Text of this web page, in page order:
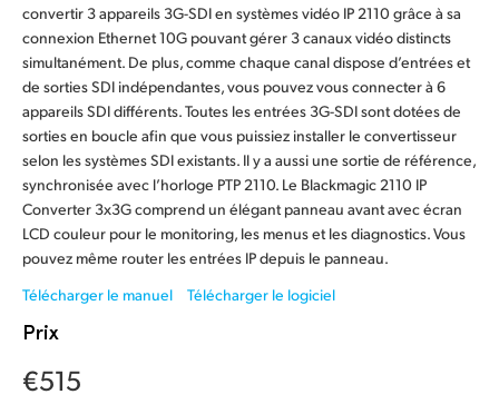
Hong Kong SAR, China
India
Japan
Korea
Mexico
convertir 3 appareils 3G-SDI en systèmes vidéo IP 2110 grâce à sa
connexion Ethernet 10G pouvant gérer 3 canaux vidéo distincts
simultanément. De plus, comme chaque canal dispose d’entrées et
de sorties SDI indépendantes, vous pouvez vous connecter à 6
appareils SDI différents. Toutes les entrées 3G-SDI sont dotées de
sorties en boucle afin que vous puissiez installer le convertisseur
selon les systèmes SDI existants. Il y a aussi une sortie de référence,
synchronisée avec l’horloge PTP 2110. Le Blackmagic 2110 IP
Converter 3x3G comprend un élégant panneau avant avec écran
LCD couleur pour le monitoring, les menus et les diagnostics. Vous
pouvez même router les entrées IP depuis le panneau.
Télécharger le manuel
Télécharger le logiciel
Prix
€515